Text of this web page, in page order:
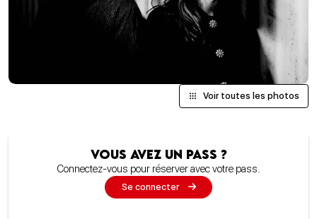
Voir toutes les photos
Vous avez un pass ?
Connectez-vous pour réserver avec votre pass.
Se connecter